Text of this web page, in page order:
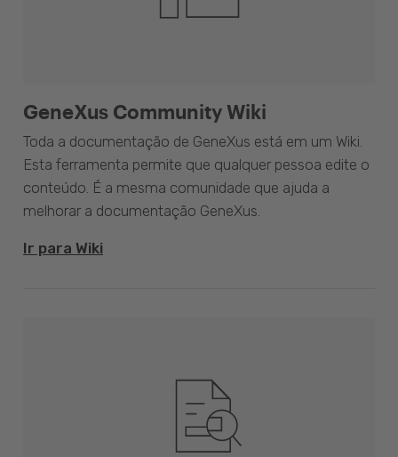
GeneXus Community Wiki
Toda a documentação de GeneXus está em um Wiki.
Esta ferramenta permite que qualquer pessoa edite o
conteúdo. É a mesma comunidade que ajuda a
melhorar a documentação GeneXus.
Ir para Wiki